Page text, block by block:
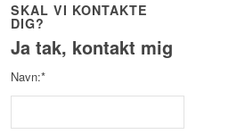
SKAL VI KONTAKTE
DIG?
Ja tak, kontakt mig
Navn:*